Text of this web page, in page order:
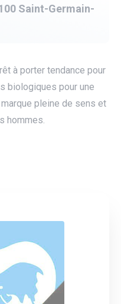
Saint-Germain-
à porter tendance pour
biologiques pour une
pleine de sens et
hommes.